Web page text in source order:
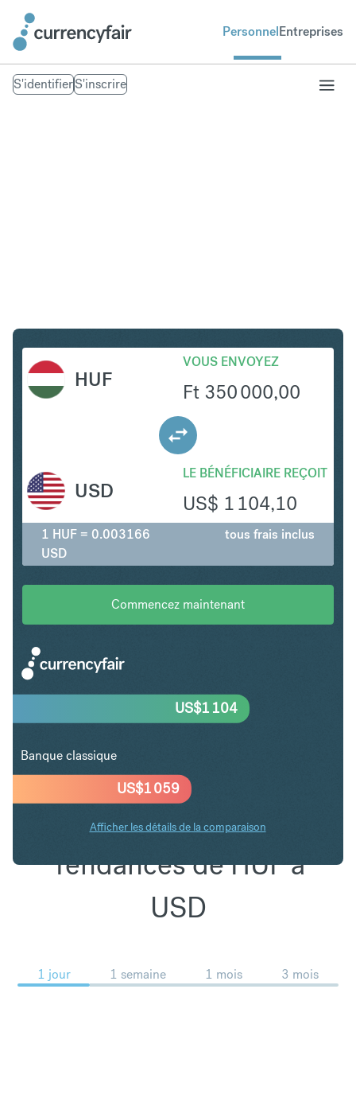
PersonnelEntreprises
S'identifierS'inscrire
HUF
VOUS ENVOYEZ
Ft 350 000,00
LE BÉNÉFICIAIRE REÇOIT
US$ 1 104,10
USD
1 HUF = 0.003166
USD
tous frais inclus
Commencez maintenant
US$1 059
US$1 104
Banque classique
Afficher les détails de la comparaison
Tendances de HUF à
USD
1 jour 1 semaine 1 mois 3 mois